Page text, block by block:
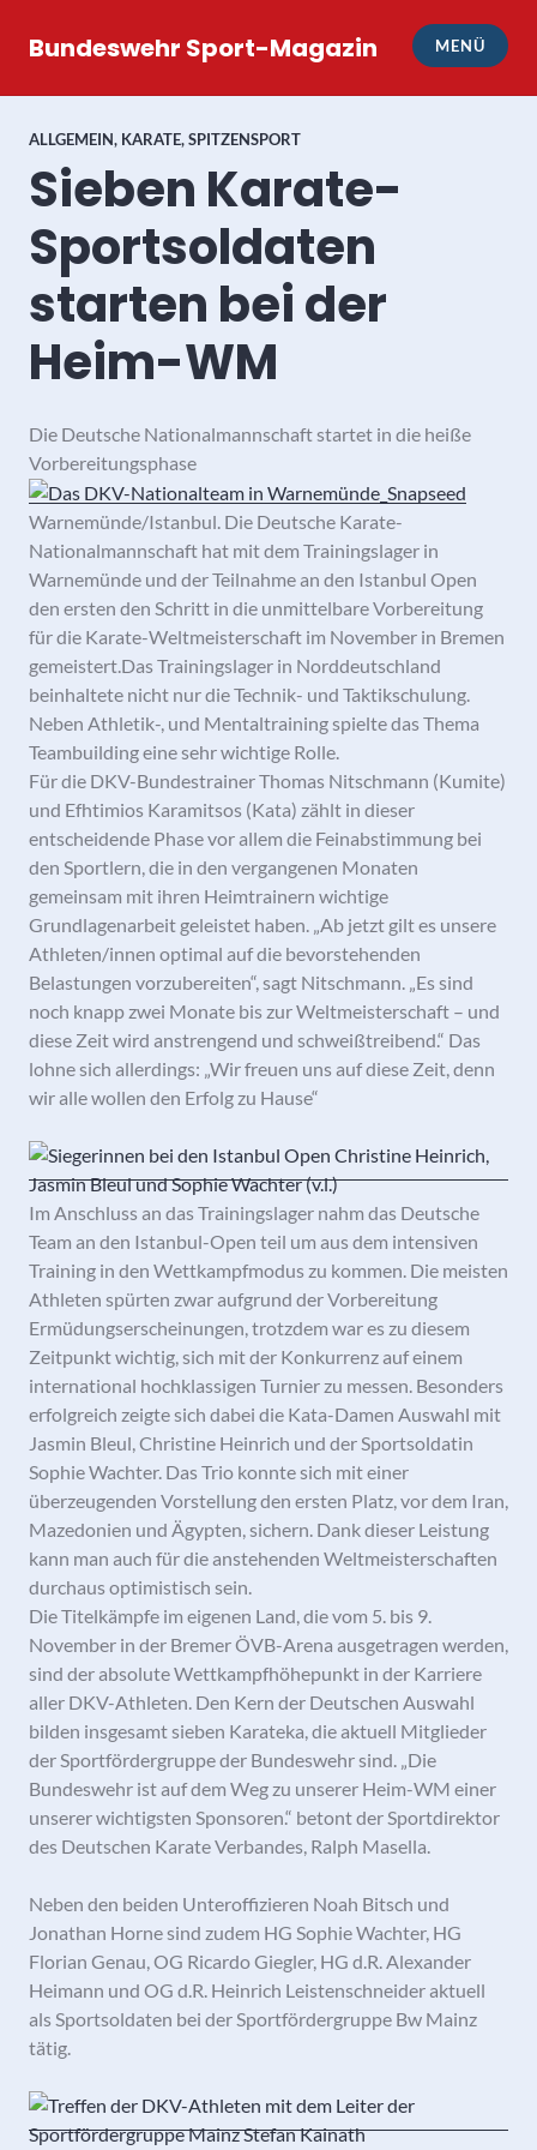
InhaltBundeswehr Sport-Magazin MENÜ
ALLGEMEIN, KARATE,SPITZENSPORT
Sieben Karate-
Sportsoldaten
starten bei der
Heim-WM
Die Deutsche Nationalmannschaft startet in die heiße
Vorbereitungsphase
Warnemünde/Istanbul. Die Deutsche Karate-
Nationalmannschaft hat mit dem Trainingslager in
Warnemünde und der Teilnahme an den Istanbul Open
den ersten den Schritt in die unmittelbare Vorbereitung
für die Karate-Weltmeisterschaft im November in Bremen
gemeistert.Das Trainingslager in Norddeutschland
beinhaltete nicht nur die Technik- und Taktikschulung.
Neben Athletik-, und Mentaltraining spielte das Thema
Teambuilding eine sehr wichtige Rolle.
Für die DKV-Bundestrainer Thomas Nitschmann (Kumite)
und Efhtimios Karamitsos (Kata) zählt in dieser
entscheidende Phase vor allem die Feinabstimmung bei
den Sportlern, die in den vergangenen Monaten
gemeinsam mit ihren Heimtrainern wichtige
Grundlagenarbeit geleistet haben. „Ab jetzt gilt es unsere
Athleten/innen optimal auf die bevorstehenden
Belastungen vorzubereiten“, sagt Nitschmann. „Es sind
noch knapp zwei Monate bis zur Weltmeisterschaft – und
diese Zeit wird anstrengend und schweißtreibend.“ Das
lohne sich allerdings: „Wir freuen uns auf diese Zeit, denn
wir alle wollen den Erfolg zu Hause“
Im Anschluss an das Trainingslager nahm das Deutsche
Team an den Istanbul-Open teil um aus dem intensiven
Training in den Wettkampfmodus zu kommen. Die meisten
Athleten spürten zwar aufgrund der Vorbereitung
Ermüdungserscheinungen, trotzdem war es zu diesem
Zeitpunkt wichtig, sich mit der Konkurrenz auf einem
international hochklassigen Turnier zu messen. Besonders
erfolgreich zeigte sich dabei die Kata-Damen Auswahl mit
Jasmin Bleul, Christine Heinrich und der Sportsoldatin
Sophie Wachter. Das Trio konnte sich mit einer
überzeugenden Vorstellung den ersten Platz, vor dem Iran,
Mazedonien und Ägypten, sichern. Dank dieser Leistung
kann man auch für die anstehenden Weltmeisterschaften
durchaus optimistisch sein.
Die Titelkämpfe im eigenen Land, die vom 5. bis 9.
November in der Bremer ÖVB-Arena ausgetragen werden,
sind der absolute Wettkampfhöhepunkt in der Karriere
aller DKV-Athleten. Den Kern der Deutschen Auswahl
bilden insgesamt sieben Karateka, die aktuell Mitglieder
der Sportfördergruppe der Bundeswehr sind. „Die
Bundeswehr ist auf dem Weg zu unserer Heim-WM einer
unserer wichtigsten Sponsoren.“ betont der Sportdirektor
des Deutschen Karate Verbandes, Ralph Masella.
Neben den beiden Unteroffizieren Noah Bitsch und
Jonathan Horne sind zudem HG Sophie Wachter, HG
Florian Genau, OG Ricardo Giegler, HG d.R. Alexander
Heimann und OG d.R. Heinrich Leistenschneider aktuell
als Sportsoldaten bei der Sportfördergruppe Bw Mainz
tätig.